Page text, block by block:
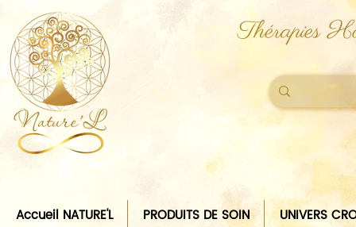
Thérapies
Accueil NATURE'L PRODUITS DE SOIN UNIVERS